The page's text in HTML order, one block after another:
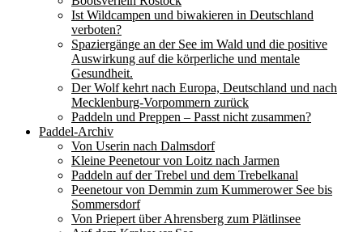
Ist Wildcampen und biwakieren in Deutschland
verboten?
Spaziergänge an der See im Wald und die positive
Auswirkung auf die körperliche und mentale
Gesundheit.
Der Wolf kehrt nach Europa, Deutschland und nach
Mecklenburg-Vorpommern zurück
Paddeln und Preppen – Passt nicht zusammen?
Paddel-Archiv
Von Userin nach Dalmsdorf
Kleine Peenetour von Loitz nach Jarmen
Paddeln auf der Trebel und dem Trebelkanal
Peenetour von Demmin zum Kummerower See bis
Sommersdorf
Von Priepert über Ahrensberg zum Plätlinsee